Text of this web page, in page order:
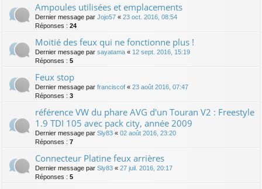
Ampoules utilisées et emplacements
Dernier message par Jojo57 « 23 oct. 2016, 08:54
Réponses : 24
Moitié des feux qui ne fonctionne plus !
Dernier message par sayatama « 12 sept. 2016, 15:19
Réponses : 5
Feux stop
Dernier message par franciscof « 23 août 2016, 07:47
Réponses : 3
référence VW du phare AVG d'un Touran V2 : Freestyle
1.9 TDI 105 avec pack city, année 2009
Dernier message par Sly83 « 02 août 2016, 23:20
Réponses : 7
Connecteur Platine feux arrières
Dernier message par Sly83 « 27 juil. 2016, 20:17
Réponses : 5